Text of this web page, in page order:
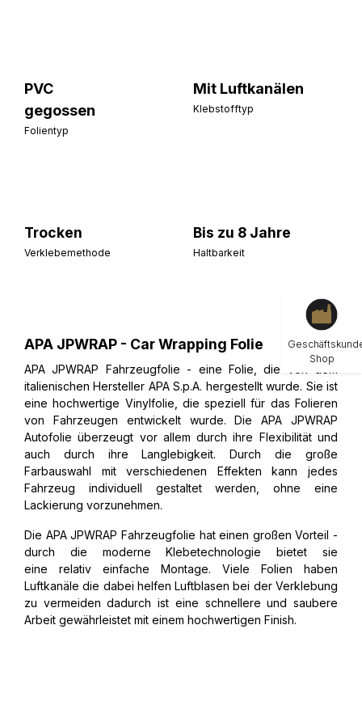
APA JPWRAP - Car Wrapping Folie
APA JPWRAP Fahrzeugfolie - eine Folie, die von dem
italienischen Hersteller APA S.p.A. hergestellt wurde. Sie ist
eine hochwertige Vinylfolie, die speziell für das Folieren
von Fahrzeugen entwickelt wurde. Die APA JPWRAP
Autofolie überzeugt vor allem durch ihre Flexibilität und
auch durch ihre Langlebigkeit. Durch die große
Farbauswahl mit verschiedenen Effekten kann jedes
Fahrzeug individuell gestaltet werden, ohne eine
Lackierung vorzunehmen.
Die APA JPWRAP Fahrzeugfolie hat einen großen Vorteil -
durch die moderne Klebetechnologie bietet sie
eine relativ einfache Montage. Viele Folien haben
Luftkanäle die dabei helfen Luftblasen bei der Verklebung
zu vermeiden dadurch ist eine schnellere und saubere
Arbeit gewährleistet mit einem hochwertigen Finish.
PVC
gegossen
Folientyp
Mit Luftkanälen
Klebstofftyp
Trocken
Verklebemethode
Bis zu 8 Jahre
Haltbarkeit
Shop